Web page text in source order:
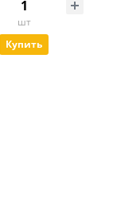
шт
Купить